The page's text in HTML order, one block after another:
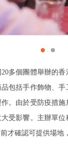
多個團體舉辦的
包括手作飾物、
。由於受防疫措
受影響。主辦單
才確認可提供場地